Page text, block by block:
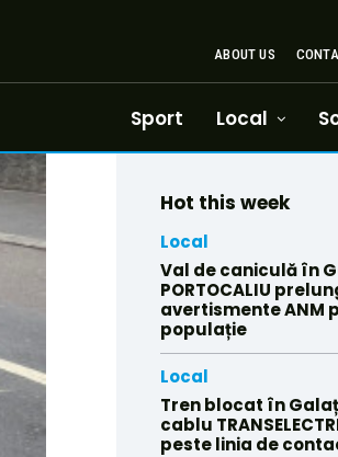
ABOUT US
Sport Local
Hot this week
Local
Val de caniculă în
PORTOCALIU
avertismente ANM
populație
Local
Tren blocat în
cablu
peste linia de